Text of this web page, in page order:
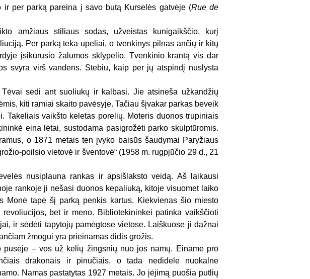
ir per parką pareina į savo butą Kurselės gatvėje (Rue de
amžiaus stiliaus sodas, užveistas kunigaikščio, kurį
Per parką teka upeliai, o tvenkinys pilnas ančių ir kitų
įsikūrusio žalumos sklypelio. Tvenkinio krantą vis dar
svyra virš vandens. Stebiu, kaip per jų atspindį nuslysta
sėdi ant suoliukų ir kalbasi. Jie atsineša užkandžių
kiti ramiai skaito pavėsyje. Tačiau šįvakar parkas beveik
Takeliais vaikšto keletas porelių. Moteris duonos trupiniais
eina lėtai, sustodama pasigrožėti parko skulptūromis.
o 1871 metais ten įvyko baisūs šaudymai Paryžiaus
poilsio vietovė ir šventovė“ (1958 m. rugpjūčio 29 d., 21
nusiplauna rankas ir apsišlaksto veidą. Aš laikausi
rankoje ji nešasi duonos kepaliuką, kitoje visuomet laiko
Monė tapė šį parką penkis kartus. Kiekvienas šio miesto
bet ir meno. Bibliotekininkei patinka vaikščioti
ir sėdėti tapytojų pamėgtose vietose. Laiškuose ji dažnai
žmogui yra prieinamas didis grožis.
pusėje – vos už kelių žingsnių nuo jos namų. Einame pro
drakonais ir pinučiais, o tada nedidele nuokalne
Namas pastatytas 1927 metais. Jo įėjimą puošia putlių